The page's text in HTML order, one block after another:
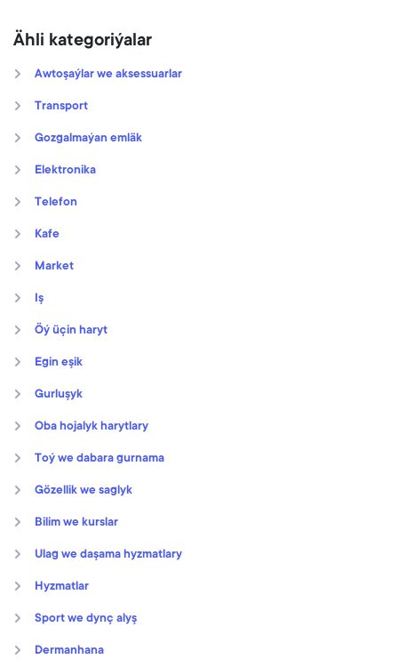
Ähli kategoriýalar
Awtoşaýlar we aksessuarlar
Transport
Gozgalmaýan emläk
Elektronika
Telefon
Kafe
Market
Iş
Öý üçin haryt
Egin eşik
Gurluşyk
Oba hojalyk harytlary
Toý we dabara gurnama
Gözellik we saglyk
Bilim we kurslar
Ulag we daşama hyzmatlary
Hyzmatlar
Sport we dynç alyş
Dermanhana